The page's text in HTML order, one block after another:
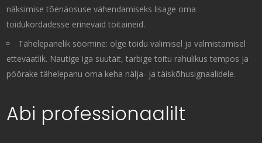
näksimise tõenäosuse vähendamiseks lisage oma
toidukordadesse erinevaid toitaineid.
Tähelepanelik söömine: olge toidu valimisel ja valmistamisel
ettevaatlik. Nautige iga suutäit, tarbige toitu rahulikus tempos ja
pöörake tähelepanu oma keha nälja- ja täiskõhusignaalidele.
Abi professionaalilt